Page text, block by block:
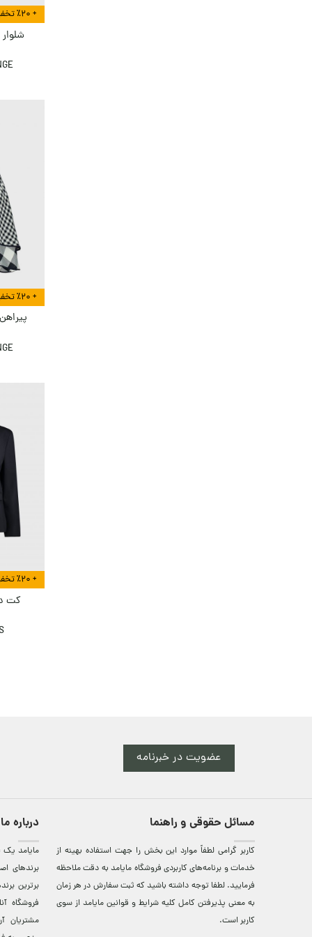
+ ٪۲۰ تخفیف بیشتر در هنگام تسویه
+ ٪۲۰ تخفیف بیشتر در هنگام تسویه
+ ٪۲۰ تخفیف بیشتر در هنگام تسویه
کت
عضویت در خبرنامه
مسائل حقوقی و راهنما
کاربر گرامی لطفاً موارد این بخش را جهت استفاده بهینه از
خدمات و برنامه‌‏های کاربردی فروشگاه مایامد به دقت ملاحظه
فرمایید. لطفا توجه داشته باشید که ثبت سفارش در هر زمان
به معنی پذیرفتن کامل کلیه شرایط و قوانین مایامد از سوی
کاربر است.
درباره ما
مایامد يک
برندهای
برترين‌
فروشگاه
مشتريان